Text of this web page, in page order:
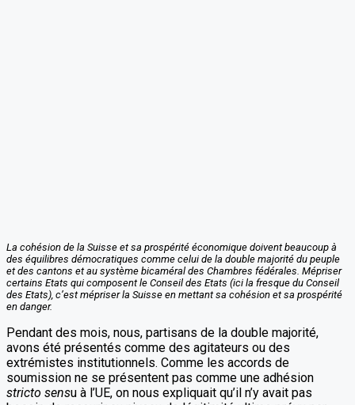
La cohésion de la Suisse et sa prospérité économique doivent beaucoup à
des équilibres démocratiques comme celui de la double majorité du peuple
et des cantons et au système bicaméral des Chambres fédérales. Mépriser
certains Etats qui composent le Conseil des Etats (ici la fresque du Conseil
des Etats), c’est mépriser la Suisse en mettant sa cohésion et sa prospérité
en danger.
Pendant des mois, nous, partisans de la double majorité,
avons été présentés comme des agitateurs ou des
extrémistes institutionnels. Comme les accords de
soumission ne se présentent pas comme une adhésion
stricto sensu à l’UE, on nous expliquait qu’il n’y avait pas